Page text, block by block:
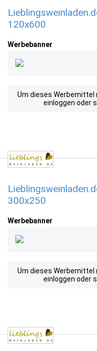
120x600
Werbebanner
Um dieses Werbemittel
einloggen oder
300x250
Werbebanner
Um dieses Werbemittel
einloggen oder